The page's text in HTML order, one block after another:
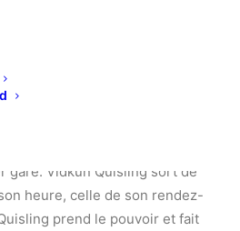
de la trahison, la Norvège à
, qui a créé le Festival Les
et le salon du livre de Caen
gare. Vidkun Quisling sort de
heure, celle de son rendez-
prend le pouvoir et fait